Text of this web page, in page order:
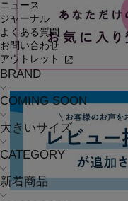
ニュース
ジャーナル
よくある質問
お問い合わせ
アウトレット
BRAND
COMING SOON
大きいサイズ
CATEGORY
新着商品